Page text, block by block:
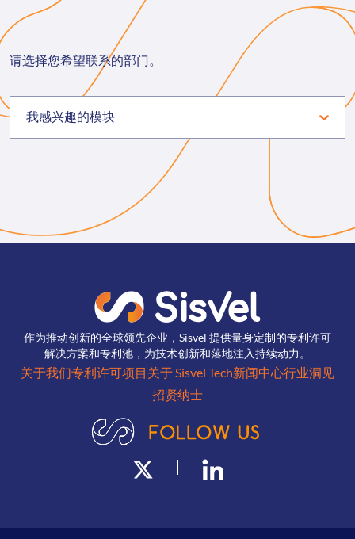
请选择您希望联系的部门。
我感兴趣的模块
作为推动创新的全球领先企业，Sisvel 提供量身定制的专利许可
解决方案和专利池，为技术创新和落地注入持续动力。
关于我们专利许可项目 关于 Sisvel Tech新闻中心行业洞见
招贤纳士